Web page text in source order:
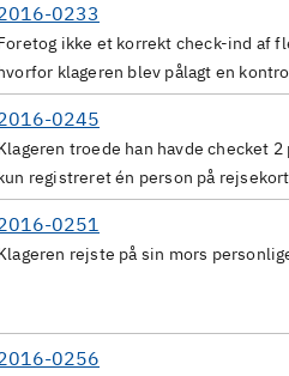
0233
ikke et korrekt check-ind af
klageren blev pålagt en
0245
troede han havde checket
registreret én person på
0251
rejste på sin mors
0256